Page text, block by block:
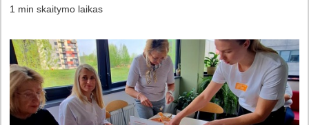
1 min skaitymo laikas